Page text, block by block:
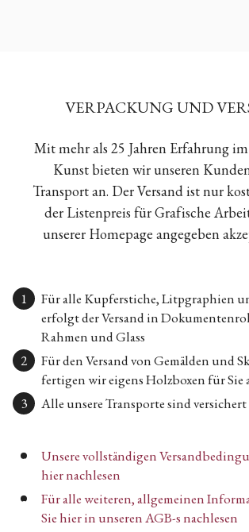
VERPACKUNG UND
Mit mehr als 25 Jahren Erfahrung
Kunst bieten wir unseren
Transport an. Der Versand ist nur
der Listenpreis für Grafische
unserer Homepage angegeben
Für alle Kupferstiche, Litpgraphien
erfolgt der Versand in
Rahmen und Glass
Für den Versand von Gemälden und
fertigen wir eigens Holzboxen für Sie
Alle unsere Transporte sind
Unsere vollständigen
hier nachlesen
Für alle weiteren, allgemeinen
Sie hier in unseren AGB-s nachlesen